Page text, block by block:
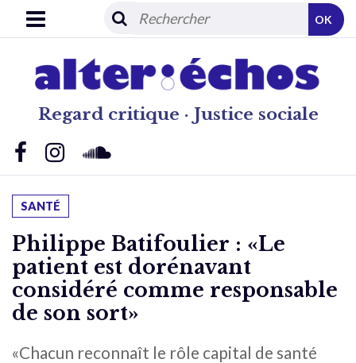
Regard critique · Justice sociale
OK
SANTÉ
Philippe Batifoulier : «Le
patient est dorénavant
considéré comme responsable
de son sort»
«Chacun reconnaît le rôle capital de santé